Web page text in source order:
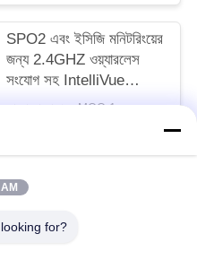
SPO2 এবং ইসিজি মনিটরিংয়ের
জন্য 2.4GHZ ওয়্যারলেস
সংযোগ সহ IntelliVue
MX40 রোগী মনিটর
আলোচনা সাপেক্ষে MOQ:1
for?